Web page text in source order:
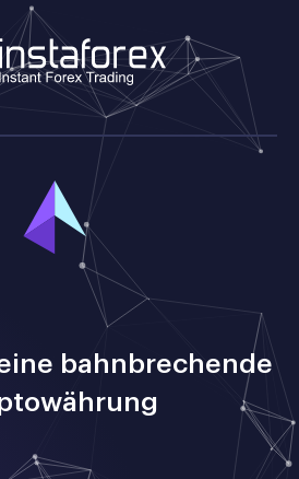
bahnbrechende